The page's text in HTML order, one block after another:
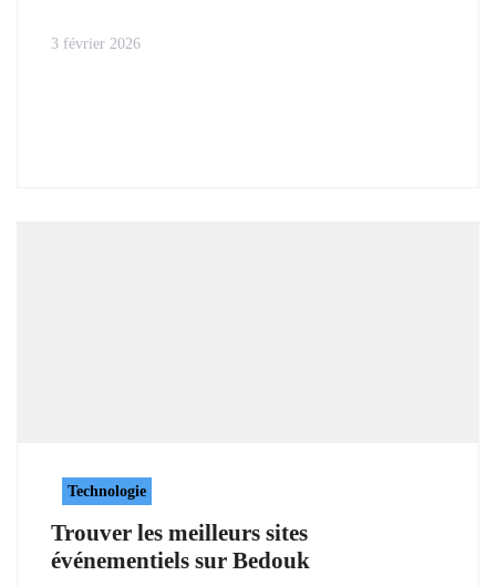
3 février 2026
Technologie
Trouver les meilleurs sites
événementiels sur Bedouk